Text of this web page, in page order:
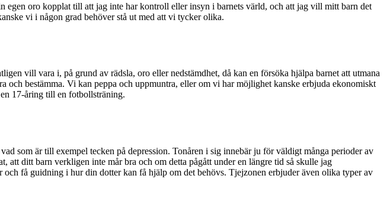
oro kopplat till att jag inte har kontroll eller insyn i barnets värld, och att jag vill mitt barn det
vi i någon grad behöver stå ut med att vi tycker olika.
vill vara i, på grund av rädsla, oro eller nedstämdhet, då kan en försöka hjälpa barnet att utmana
och bestämma. Vi kan peppa och uppmuntra, eller om vi har möjlighet kanske erbjuda ekonomiskt
17-åring till en fotbollsträning.
som är till exempel tecken på depression. Tonåren i sig innebär ju för väldigt många perioder av
att ditt barn verkligen inte mår bra och om detta pågått under en längre tid så skulle jag
få guidning i hur din dotter kan få hjälp om det behövs. Tjejzonen erbjuder även olika typer av